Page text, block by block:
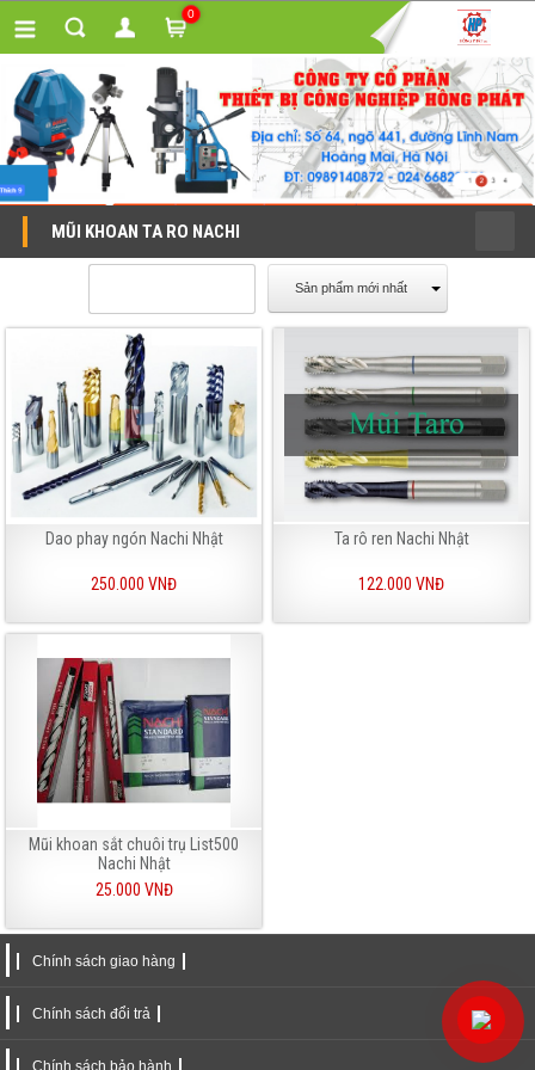
0
MŨI KHOAN TA RO NACHI
Sản phẩm mới nhất
Dao phay ngón Nachi Nhật
250.000 VNĐ
Ta rô ren Nachi Nhật
122.000 VNĐ
Mũi khoan sắt chuôi trụ List500
Nachi Nhật
25.000 VNĐ
Chính sách giao hàng
Chính sách đổi trả
Chính sách bảo hành